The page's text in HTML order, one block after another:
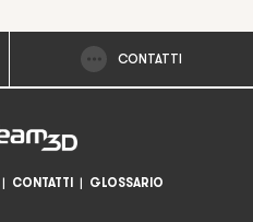
CONTATTI
| CONTATTI | GLOSSARIO